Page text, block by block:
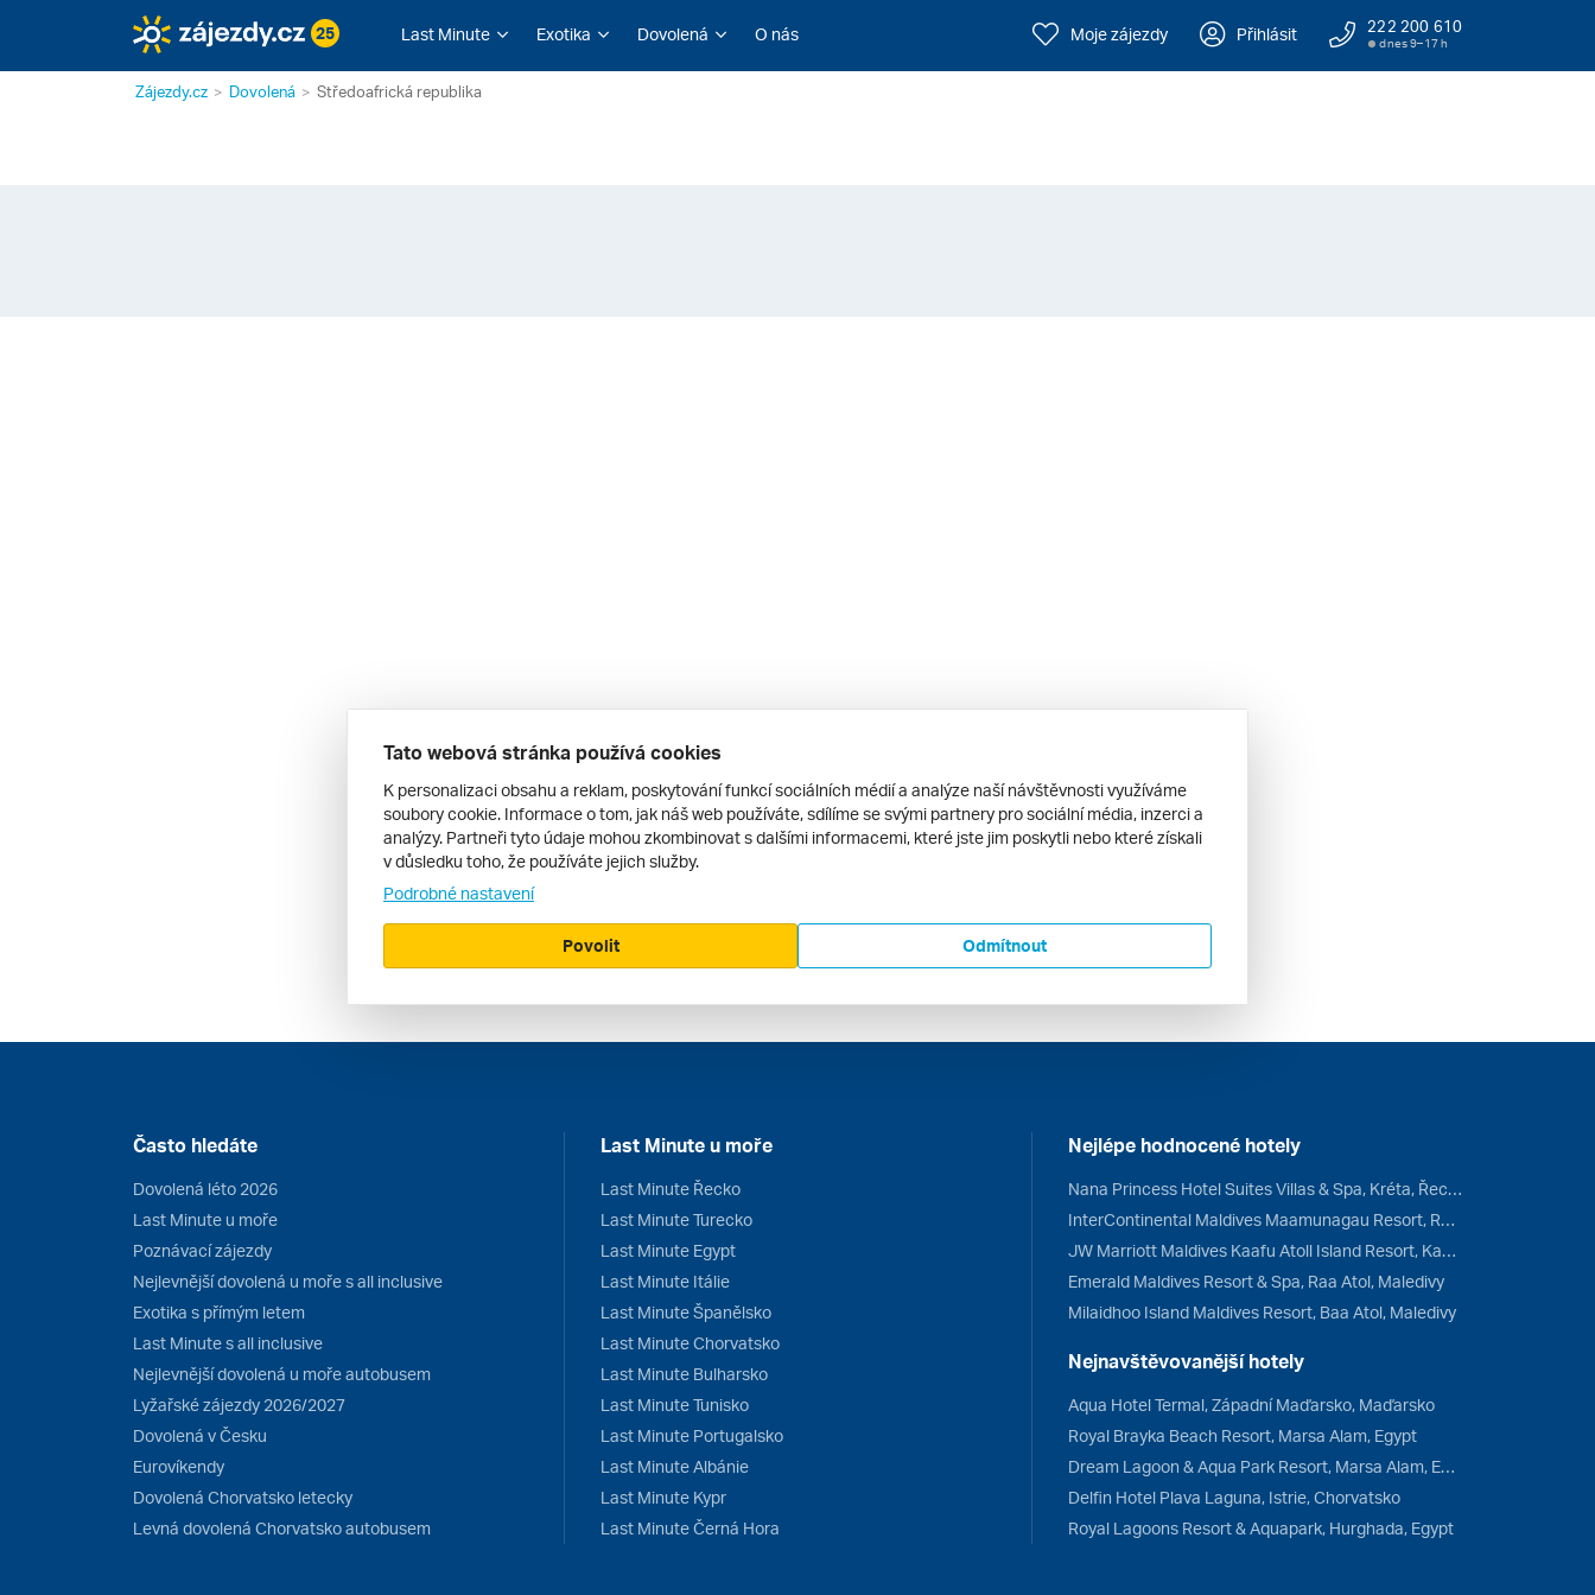
25 Last Minute Exotika Dovolená O nás Moje zájezdy Přihlásit 222 200 610
dnes 9–17 h
Zájezdy.cz Dovolená Středoafrická republika
Často hledáte
Dovolená léto 2026
Last Minute u moře
Poznávací zájezdy
Nejlevnější dovolená u moře s all inclusive
Exotika s přímým letem
Last Minute s all inclusive
Nejlevnější dovolená u moře autobusem
Lyžařské zájezdy 2026/2027
Dovolená v Česku
Eurovíkendy
Dovolená Chorvatsko letecky
Levná dovolená Chorvatsko autobusem
Last Minute u moře
Last Minute Řecko
Last Minute Turecko
Last Minute Egypt
Last Minute Itálie
Last Minute Španělsko
Last Minute Chorvatsko
Last Minute Bulharsko
Last Minute Tunisko
Last Minute Portugalsko
Last Minute Albánie
Last Minute Kypr
Last Minute Černá Hora
Nejlépe hodnocené hotely
Nana Princess Hotel Suites Villas & Spa, Kréta, Řecko
InterContinental Maldives Maamunagau Resort, Raa Atol, Maledivy
JW Marriott Maldives Kaafu Atoll Island Resort, Kaafu Atol, Maledivy
Emerald Maldives Resort & Spa, Raa Atol, Maledivy
Milaidhoo Island Maldives Resort, Baa Atol, Maledivy
Nejnavštěvovanější hotely
Aqua Hotel Termal, Západní Maďarsko, Maďarsko
Royal Brayka Beach Resort, Marsa Alam, Egypt
Dream Lagoon & Aqua Park Resort, Marsa Alam, Egypt
Delfin Hotel Plava Laguna, Istrie, Chorvatsko
Royal Lagoons Resort & Aquapark, Hurghada, Egypt
Tato webová stránka používá cookies
K personalizaci obsahu a reklam, poskytování funkcí sociálních médií a analýze naší návštěvnosti využíváme
soubory cookie. Informace o tom, jak náš web používáte, sdílíme se svými partnery pro sociální média, inzerci a
analýzy. Partneři tyto údaje mohou zkombinovat s dalšími informacemi, které jste jim poskytli nebo které získali
v důsledku toho, že používáte jejich služby.
Podrobné nastavení
Odmítnout
Povolit